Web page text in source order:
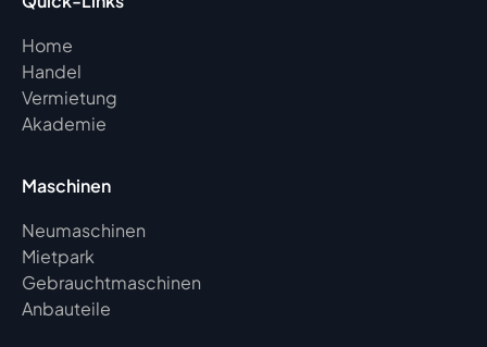
Home
Handel
Vermietung
Akademie
Maschinen
Neumaschinen
Mietpark
Gebrauchtmaschinen
Anbauteile